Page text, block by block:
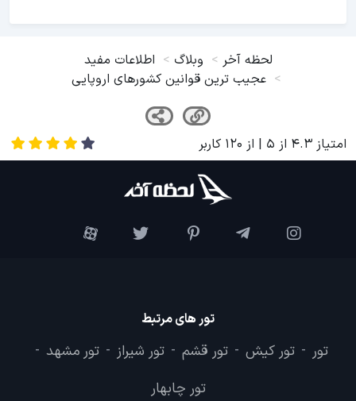
لحظه آخر وبلاگ
اطلاعات مفید
عجیب ترین قوانین کشورهای اروپایی
امتیاز 4.3 از 5 | از 120 کاربر
تور های مرتبط
تور - تور کیش - تور قشم - تور شیراز - تور مشهد -
تور چابهار